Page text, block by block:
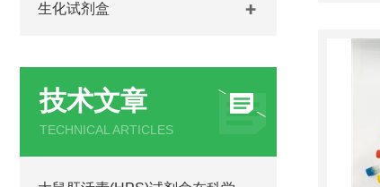
生化试剂盒
技术文章
TECHNICAL ARTICLES